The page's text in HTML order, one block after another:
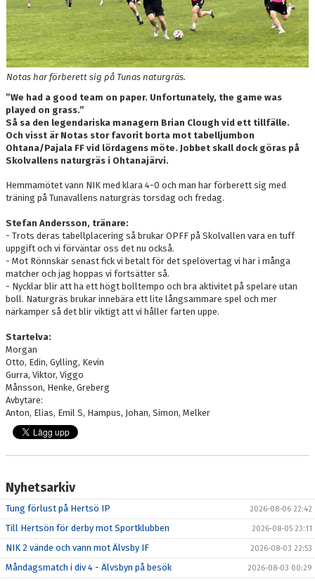
SKYTTELIGOR
MATCHFAKTA
Notas har förberett sig på Tunas naturgräs.
”We had a good team on paper. Unfortunately, the game was
played on grass.”
Så sa den legendariska managern Brian Clough vid ett tillfälle.
Och visst är Notas stor favorit borta mot tabelljumbon
Ohtana/Pajala FF vid lördagens möte. Jobbet skall dock göras på
Skolvallens naturgräs i Ohtanajärvi.
Hemmamötet vann NIK med klara 4-0 och man har förberett sig med
träning på Tunavallens naturgräs torsdag och fredag.
Stefan Andersson, tränare:
- Trots deras tabellplacering så brukar OPFF på Skolvallen vara en tuff
uppgift och vi förväntar oss det nu också.
- Mot Rönnskär senast fick vi betalt för det spelövertag vi har i många
matcher och jag hoppas vi fortsätter så.
- Nycklar blir att ha ett högt bolltempo och bra aktivitet på spelare utan
boll. Naturgräs brukar innebära ett lite långsammare spel och mer
närkamper så det blir viktigt att vi håller farten uppe.
Startelva:
Morgan
Otto, Edin, Gylling, Kevin
Gurra, Viktor, Viggo
Månsson, Henke, Greberg
Avbytare:
Anton, Elias, Emil S, Hampus, Johan, Simon, Melker
Nyhetsarkiv
Tung förlust på Hertsö IP 2026-08-06 22:42
Till Hertsön för derby mot Sportklubben 2026-08-05 23:11
NIK 2 vände och vann mot Älvsby IF 2026-08-03 22:53
Måndagsmatch i div 4 - Älvsbyn på besök 2026-08-03 00:29